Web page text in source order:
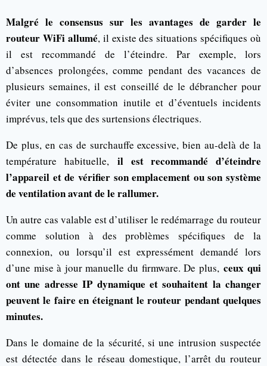
Malgré le consensus sur les avantages de garder le
routeur WiFi allumé, il existe des situations spécifiques où
il est recommandé de l’éteindre. Par exemple, lors
d’absences prolongées, comme pendant des vacances de
plusieurs semaines, il est conseillé de le débrancher pour
éviter une consommation inutile et d’éventuels incidents
imprévus, tels que des surtensions électriques.
De plus, en cas de surchauffe excessive, bien au-delà de la
température habituelle,il est recommandé d’éteindre
l’appareil et de vérifier son emplacement ou son système
de ventilation avant de le rallumer.
Un autre cas valable est d’utiliser le redémarrage du routeur
comme solution à des problèmes spécifiques de la
connexion, ou lorsqu’il est expressément demandé lors
d’une mise à jour manuelle du firmware. De plus,ceux qui
ont une adresse IP dynamique et souhaitent la changer
peuvent le faire en éteignant le routeur pendant quelques
minutes.
Dans le domaine de la sécurité, si une intrusion suspectée
est détectée dans le réseau domestique, l’arrêt du routeur